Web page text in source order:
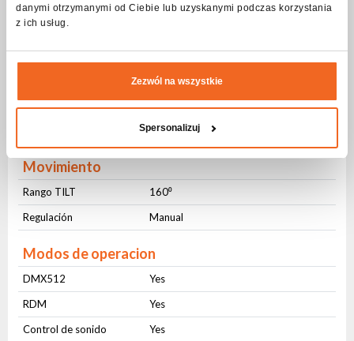
danymi otrzymanymi od Ciebie lub uzyskanymi podczas korzystania
z ich usług.
Zezwól na wszystkie
Spersonalizuj
Pulsante
Número de modos
2
6-10
Movimiento
Rango TILT
160⁰
Regulación
Manual
Modos de operacion
DMX512
Yes
RDM
Yes
Control de sonido
Yes